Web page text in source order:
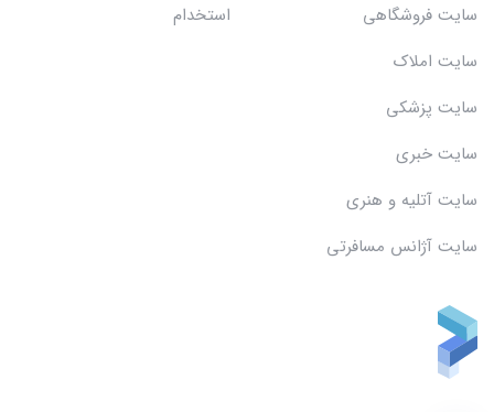
سایت فروشگاهی
سایت املاک
سایت پزشکی
سایت خبری
سایت آتلیه و هنری
سایت آژانس مسافرتی
استخدام